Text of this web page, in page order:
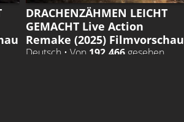
DRACHENZÄHMEN LEICHT
GEMACHT Live Action
Remake (2025) Filmvorschau
Deutsch • Von 192.466 gesehen